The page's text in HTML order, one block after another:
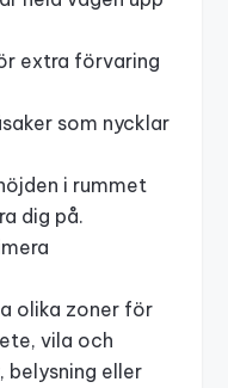
extra förvaring
som nycklar
i rummet
dig på.
olika zoner för
vila och
belysning eller